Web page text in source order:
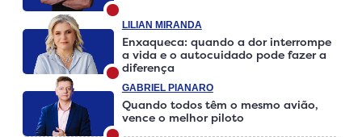
LILIAN MIRANDA
Enxaqueca: quando a dor interrompe
a vida e o autocuidado pode fazer a
diferença
GABRIEL PIANARO
Quando todos têm o mesmo avião,
vence o melhor piloto